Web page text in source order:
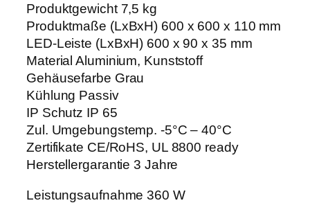
Produktgewicht 7,5 kg
Produktmaße (LxBxH) 600 x 600 x 110 mm
LED-Leiste (LxBxH) 600 x 90 x 35 mm
Material Aluminium, Kunststoff
Gehäusefarbe Grau
Kühlung Passiv
IP Schutz IP 65
Zul. Umgebungstemp. -5°C – 40°C
Zertifikate CE/RoHS, UL 8800 ready
Herstellergarantie 3 Jahre
Leistungsaufnahme 360 W